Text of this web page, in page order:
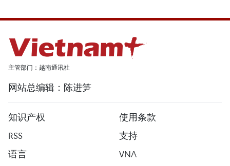
主管部门：越南通讯社
网站总编辑：陈进笋
知识产权
使用条款
RSS
支持
语言
VNA